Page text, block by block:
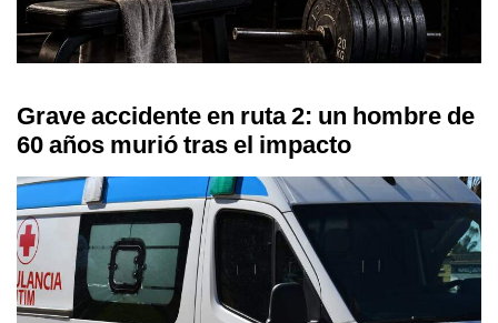
Grave accidente en ruta 2: un hombre de
60 años murió tras el impacto